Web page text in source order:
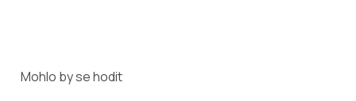
Mohlo by se hodit